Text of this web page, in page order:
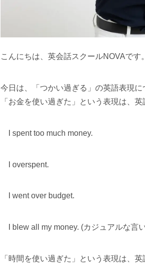
こんにちは、英会話スクールNOVAです。
今日は、「つかい過ぎる」の英語表現に
「お金を使い過ぎた」という表現は、
I spent too much money.
I overspent.
I went over budget.
I blew all my money. (カジュアルな言
「時間を使い過ぎた」という表現は、